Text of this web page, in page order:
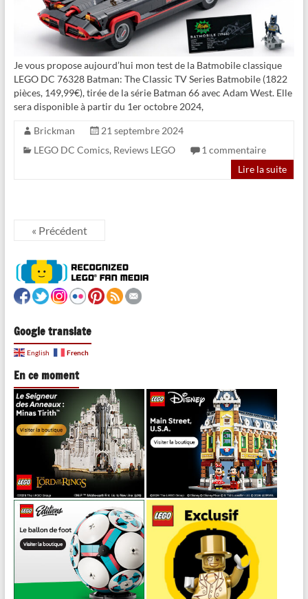
Je vous propose aujourd’hui mon test de la Batmobile classique
LEGO DC 76328 Batman: The Classic TV Series Batmobile (1822
pièces, 149,99€), tirée de la série Batman 66 avec Adam West. Elle
sera disponible à partir du 1er octobre 2024,
Brickman
21 septembre 2024
LEGO DC Comics, Reviews LEGO
1 commentaire
Lire la suite
« Précédent
Google translate
English French
En ce moment